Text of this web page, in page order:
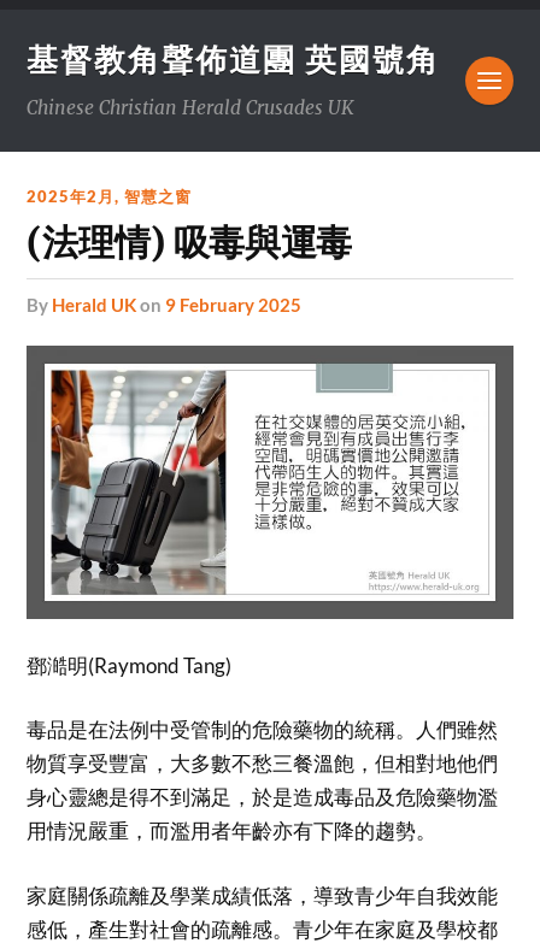
基督教角聲佈道團 英國號角
Chinese Christian Herald Crusades UK
2025年2月,智慧之窗
(法理情) 吸毒與運毒
by Herald UKon 9 February 2025
鄧澔明(Raymond Tang)
毒品是在法例中受管制的危險藥物的統稱。人們雖然
物質享受豐富，大多數不愁三餐溫飽，但相對地他們
身心靈總是得不到滿足，於是造成毒品及危險藥物濫
用情況嚴重，而濫用者年齡亦有下降的趨勢。
家庭關係疏離及學業成績低落，導致青少年自我效能
感低，產生對社會的疏離感。青少年在家庭及學校都